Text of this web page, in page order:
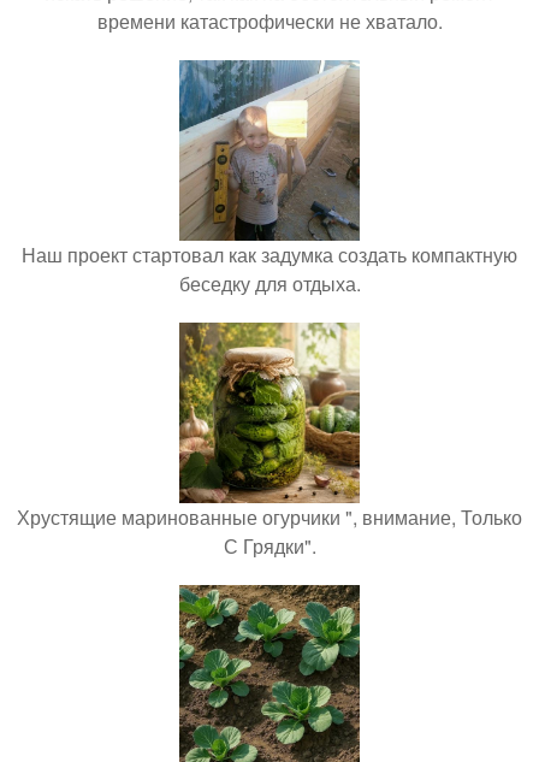
времени катастрофически не хватало.
Наш проект стартовал как задумка создать компактную
беседку для отдыха.
Хрустящие маринованные огурчики ", внимание, Только
С Грядки".